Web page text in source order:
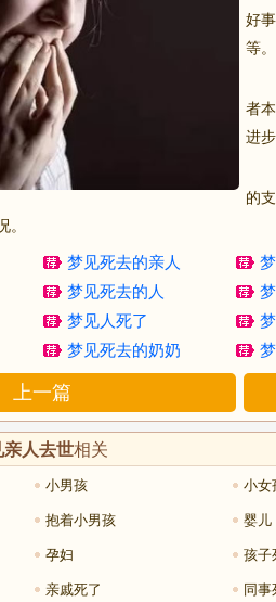
好
等。
者
进步
的
。
梦见死去的亲人
梦见死去的人
梦见人死了
梦见死去的奶奶
上一篇
亲人去世相关
小男孩 小女
抱着小男孩 婴儿
孕妇 孩子
亲戚死了 同事